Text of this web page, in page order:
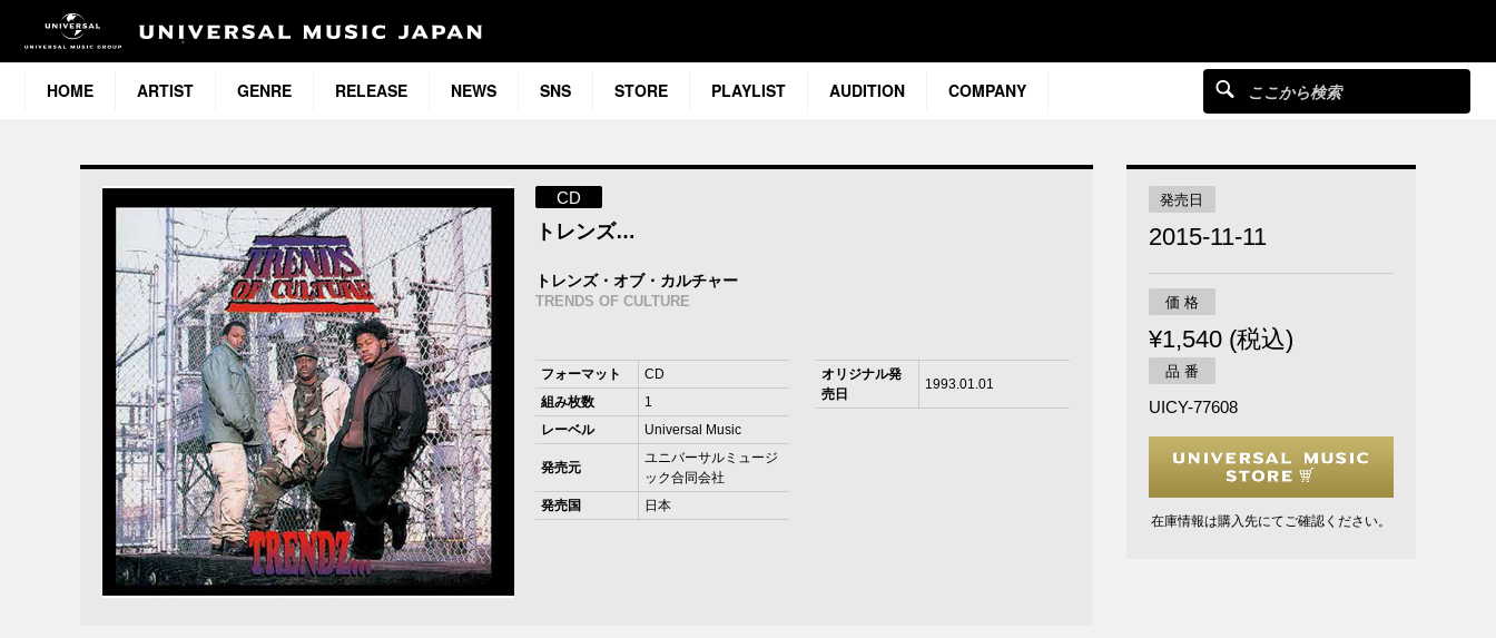
HOME ARTIST GENRE RELEASE NEWS SNS STORE PLAYLIST AUDITION COMPANY
CD
トレンズ…
トレンズ・オブ・カルチャー
TRENDS OF CULTURE
フォーマット
CD
組み枚数
1
レーベル
Universal Music
発売元
ユニバーサルミュージ
ック合同会社
発売国
日本
オリジナル発
売日
1993.01.01
発売日
2015-11-11
価 格
¥1,540 (税込)
品 番
UICY-77608
在庫情報は購入先にてご確認ください。